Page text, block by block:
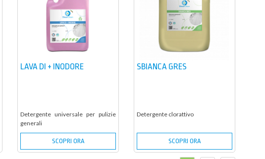
LAVA DI + INODORE
Detergente universale per pulizie
generali
SCOPRI ORA
SBIANCA GRES
Detergente clorattivo
SCOPRI ORA